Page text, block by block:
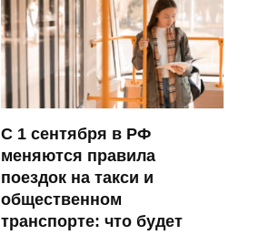
С 1 сентября в РФ
меняются правила
поездок на такси и
общественном
транспорте: что будет